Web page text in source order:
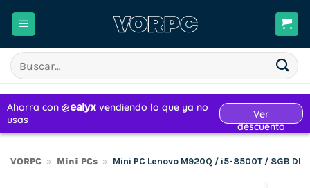
Buscar
por:
VORPC » Mini PCs » Mini PC Lenovo M920Q / i5-8500T / 8GB